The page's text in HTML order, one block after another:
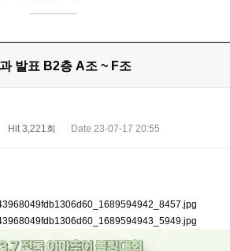
발표 B2층 A조 ~ F조
Hit 3,221회 Date 23-07-17 20:55